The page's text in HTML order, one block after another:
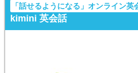
「話せるようになる」オンライン英
kimini 英会話